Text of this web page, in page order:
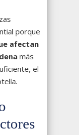
porque
afectan
más
el